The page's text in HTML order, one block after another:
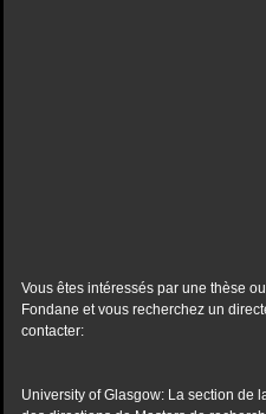
Vous êtes intéressés par une thèse
Fondane et vous recherchez un
contacter:
University of Glasgow: La section de